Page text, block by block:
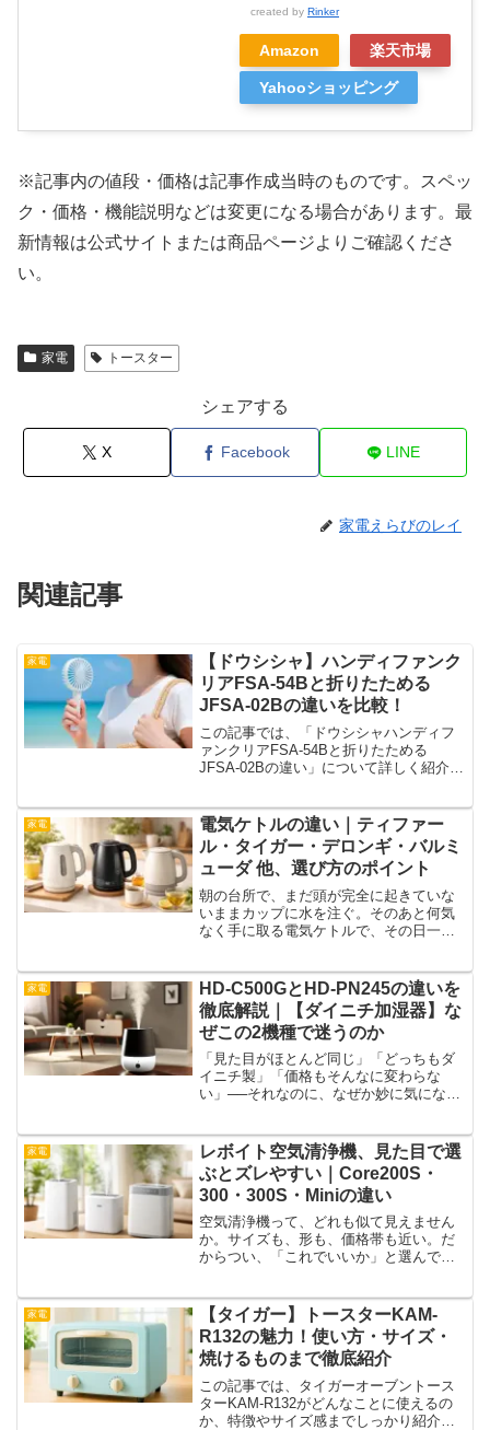
created by Rinker
Amazon 楽天市場
Yahooショッピング
※記事内の値段・価格は記事作成当時のものです。
スペッ
ク・価格・機能説明などは変更になる場合があります。最
新情報は公式サイトまたは商品ページよりご確認くださ
い。
家電 トースター
シェアする
X Facebook LINE
家電えらびのレイ
関連記事
家電
【ドウシシャ】ハンディファンク
リアFSA-54Bと折りたためる
JFSA-02Bの違いを比較！
この記事では、「ドウシシャハンディフ
ァンクリアFSA-54Bと折りたためる
JFSA-02Bの違い」について詳しく紹介し
い勝手や機能にはそれぞれ個性がありま
す。どっちを選...
家電
電気ケトルの違い｜ティファー
ル・タイガー・デロンギ・バルミ
ューダ 他、選び方のポイント
朝の台所で、まだ頭が完全に起きていな
いままカップに水を注ぐ。そのあと何気
なく手に取る電気ケトルで、その日一日
の湯の出方、ふたを開けるときのちょっ
とした手応え。ほんの数分...
家電
HD-C500GとHD-PN245の違いを
徹底解説｜【ダイニチ加湿器】な
ぜこの2機種で迷うのか
「見た目がほとんど同じ」「どっちもダ
イニチ製」「価格もそんなに変わらな
い」──それなのに、なぜか妙に気になる
の気持ち、よくわかります。私も初めて
この2つを...
家電
レボイト空気清浄機、見た目で選
ぶとズレやすい｜Core200S・
300・300S・Miniの違い
空気清浄機って、どれも似て見えません
か。サイズも、形も、価格帯も近い。だ
からつい、「これでいいか」と選んでし
計になっているものも多いです。ただ
——空気の流れや広がりは、...
家電
【タイガー】トースターKAM-
R132の魅力！使い方・サイズ・
焼けるものまで徹底紹介
この記事では、タイガーオーブントース
ターKAM-R132がどんなことに使えるの
か、特徴やサイズ感までしっかり紹介し